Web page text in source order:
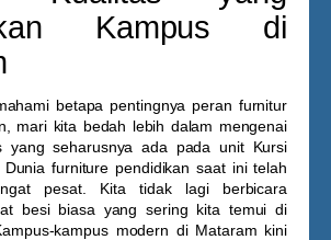
Kampus di
betapa pentingnya peran furnitur
mari kita bedah lebih dalam mengenai
yang seharusnya ada pada unit Kursi
. Dunia furniture pendidikan saat ini telah
pesat. Kita tidak lagi berbicara
besi biasa yang sering kita temui di
kampus modern di Mataram kini